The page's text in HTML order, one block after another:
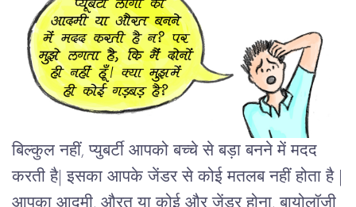
बिल्कुल नहीं, प्युबर्टी आपको बच्चे से बड़ा बनने में मदद
करती है| इसका आपके जेंडर से कोई मतलब नहीं होता है |
आपका आदमी, औरत या कोई और जेंडर होना, बायोलॉजी